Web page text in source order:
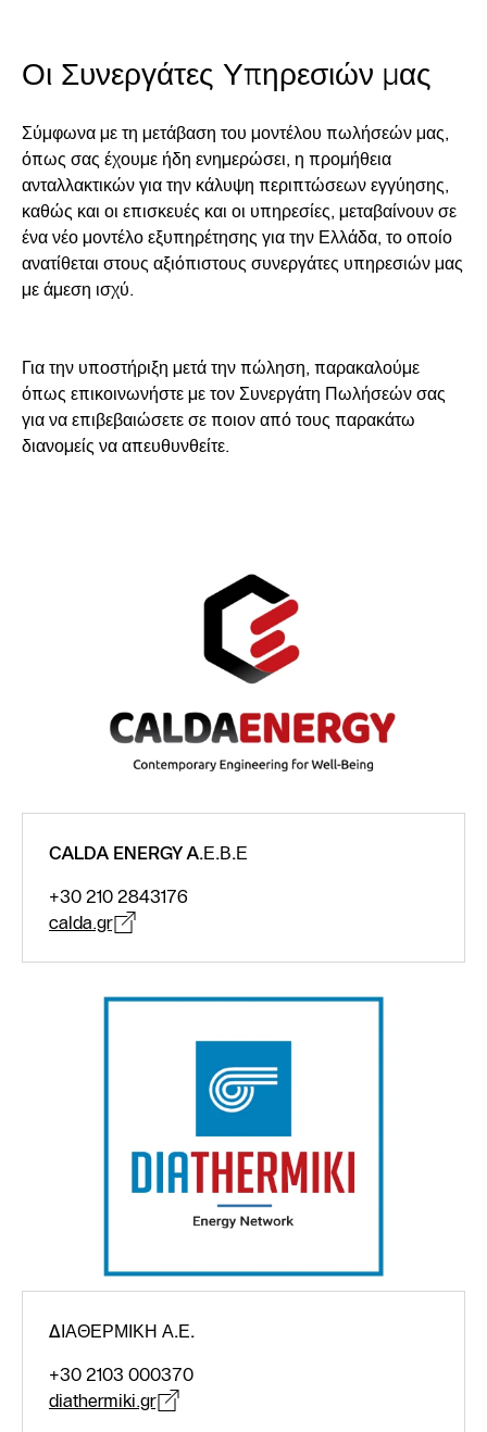
Οι Συνεργάτες Υπηρεσιών μας
Σύμφωνα με τη μετάβαση του μοντέλου πωλήσεών μας,
όπως σας έχουμε ήδη ενημερώσει, η προμήθεια
ανταλλακτικών για την κάλυψη περιπτώσεων εγγύησης,
καθώς και οι επισκευές και οι υπηρεσίες, μεταβαίνουν σε
ένα νέο μοντέλο εξυπηρέτησης για την Ελλάδα, το οποίο
ανατίθεται στους αξιόπιστους συνεργάτες υπηρεσιών μας
με άμεση ισχύ.
Για την υποστήριξη μετά την πώληση, παρακαλούμε
όπως επικοινωνήστε με τον Συνεργάτη Πωλήσεών σας
για να επιβεβαιώσετε σε ποιον από τους παρακάτω
διανομείς να απευθυνθείτε.
CALDA ENERGY A.Ε.Β.Ε
+30 210 2843176
calda.gr
ΔΙΑΘΕΡΜΙΚΗ Α.Ε.
+30 2103 000370
diathermiki.gr